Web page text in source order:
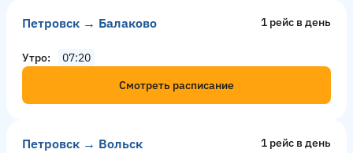
Петровск → Балаково 1 рейс в день
Утро
07:20
Смотреть расписание
Петровск → Вольск 1 рейс в день